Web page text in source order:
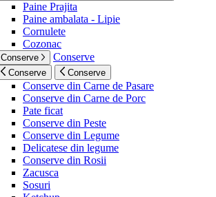
Paine Prajita
Paine ambalata - Lipie
Cornulete
Cozonac
Conserve Conserve
Conserve Conserve
Conserve din Carne de Pasare
Conserve din Carne de Porc
Pate ficat
Conserve din Peste
Conserve din Legume
Delicatese din legume
Conserve din Rosii
Zacusca
Sosuri